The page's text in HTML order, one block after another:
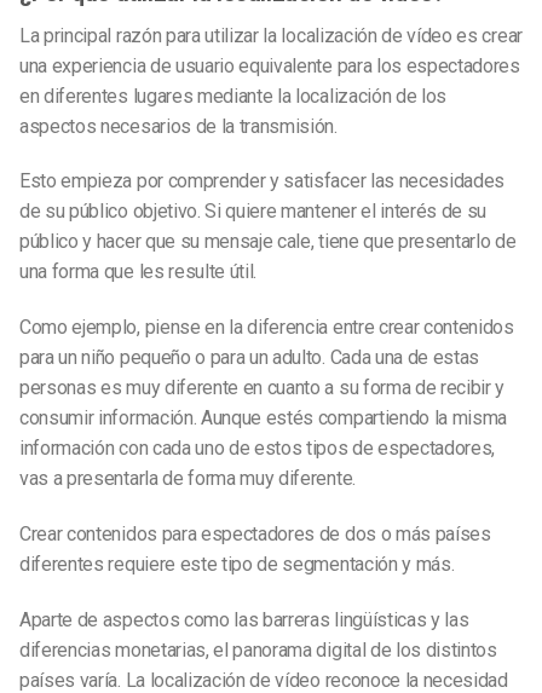
La principal razón para utilizar la localización de vídeo es crear
una experiencia de usuario equivalente para los espectadores
en diferentes lugares mediante la localización de los
aspectos necesarios de la transmisión.
Esto empieza por comprender y satisfacer las necesidades
de su público objetivo. Si quiere mantener el interés de su
público y hacer que su mensaje cale, tiene que presentarlo de
una forma que les resulte útil.
Como ejemplo, piense en la diferencia entre crear contenidos
para un niño pequeño o para un adulto. Cada una de estas
personas es muy diferente en cuanto a su forma de recibir y
consumir información. Aunque estés compartiendo la misma
información con cada uno de estos tipos de espectadores,
vas a presentarla de forma muy diferente.
Crear contenidos para espectadores de dos o más países
diferentes requiere este tipo de segmentación y más.
Aparte de aspectos como las barreras lingüísticas y las
diferencias monetarias, el panorama digital de los distintos
países varía. La localización de vídeo reconoce la necesidad